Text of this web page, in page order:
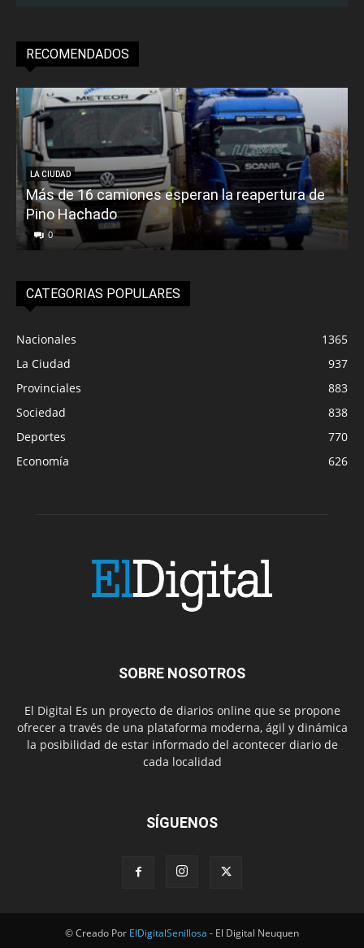
RECOMENDADOS
LA CIUDAD
Más de 16 camiones esperan la reapertura de
Pino Hachado
0
CATEGORIAS POPULARES
Nacionales
1365
La Ciudad
937
Provinciales
883
Sociedad
838
Deportes
770
Economía
626
SOBRE NOSOTROS
El Digital Es un proyecto de diarios online que se propone
ofrecer a través de una plataforma moderna, ágil y dinámica
la posibilidad de estar informado del acontecer diario de
cada localidad
SÍGUENOS
© Creado Por ElDigitalSenillosa - El Digital Neuquen